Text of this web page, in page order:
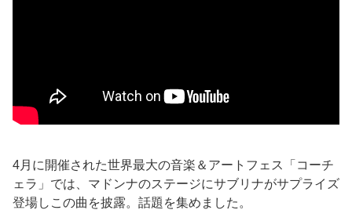
4月に開催された世界最大の音楽＆アートフェス「コーチ
ェラ」では、マドンナのステージにサブリナがサプライズ
登場しこの曲を披露。話題を集めました。